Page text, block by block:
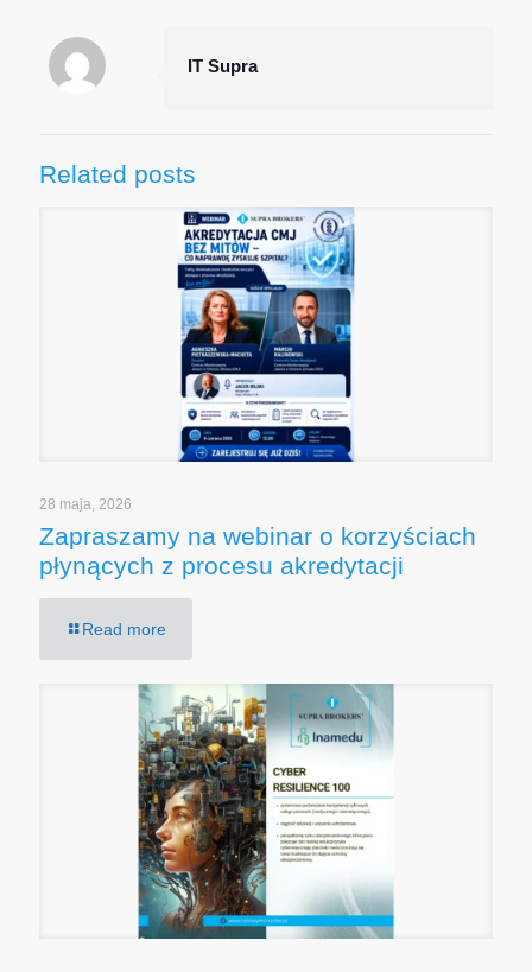
IT Supra
Related posts
28 maja, 2026
Zapraszamy na webinar o korzyściach
płynących z procesu akredytacji
Read more